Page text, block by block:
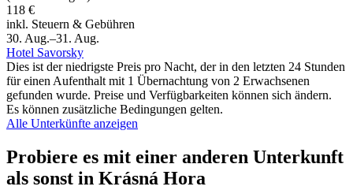
118 €
inkl. Steuern & Gebühren
30. Aug.–31. Aug.
Hotel Savorsky
Dies ist der niedrigste Preis pro Nacht, der in den letzten 24 Stunden
für einen Aufenthalt mit 1 Übernachtung von 2 Erwachsenen
gefunden wurde. Preise und Verfügbarkeiten können sich ändern.
Es können zusätzliche Bedingungen gelten.
Alle Unterkünfte anzeigen
Probiere es mit einer anderen Unterkunft
als sonst in Krásná Hora